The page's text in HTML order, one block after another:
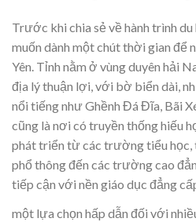
Trước khi chia sẻ về hành trình du
muốn dành một chút thời gian để
Yên. Tỉnh nằm ở vùng duyên hải
địa lý thuận lợi, với bờ biển dài,
nổi tiếng như Ghềnh Đá Đĩa, Bãi
cũng là nơi có truyền thống hiếu
phát triển từ các trường tiểu học,
phổ thông đến các trường cao
tiếp cận với nền giáo dục đẳng
một lựa chọn hấp dẫn đối với